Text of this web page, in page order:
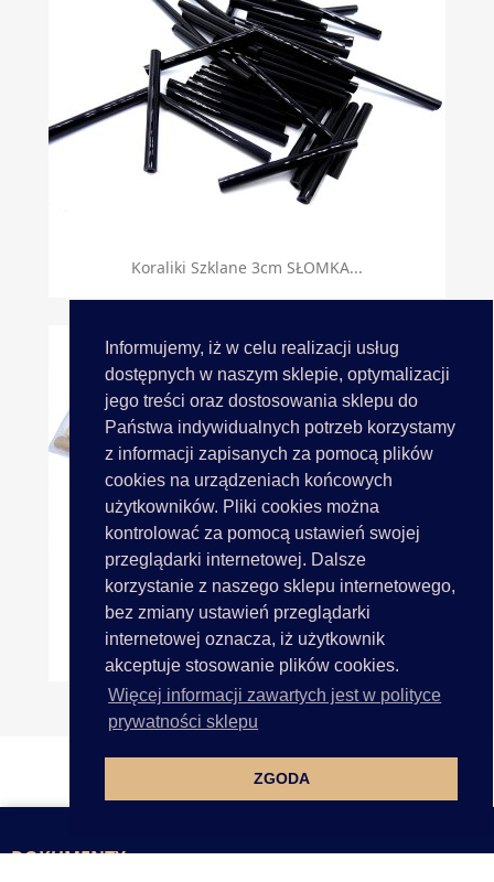
Informujemy, iż w celu realizacji usług
dostępnych w naszym sklepie, optymalizacji
jego treści oraz dostosowania sklepu do
Państwa indywidualnych potrzeb korzystamy
z informacji zapisanych za pomocą plików
cookies na urządzeniach końcowych
użytkowników. Pliki cookies można
kontrolować za pomocą ustawień swojej
przeglądarki internetowej. Dalsze
korzystanie z naszego sklepu internetowego,
bez zmiany ustawień przeglądarki
internetowej oznacza, iż użytkownik
akceptuje stosowanie plików cookies.
Więcej informacji zawartych jest w polityce
prywatności sklepu
ZGODA
Koraliki Szklane 3cm SŁOMKA...
Krosno Tkackie Drewniane Do...
DOKUMENTY 